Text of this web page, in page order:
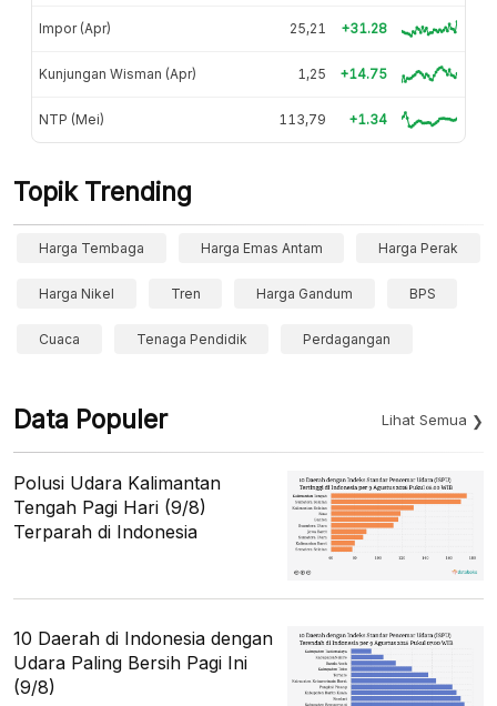
Impor (Apr) 25,21 +31.28
Kunjungan Wisman (Apr) 1,25 +14.75
NTP (Mei) 113,79 +1.34
Topik Trending
Harga Tembaga Harga Emas Antam Harga Perak
Harga Nikel Tren Harga Gandum BPS
Cuaca Tenaga Pendidik Perdagangan
Data Populer Lihat Semua
Polusi Udara Kalimantan
Tengah Pagi Hari (9/8)
Terparah di Indonesia
10 Daerah di Indonesia dengan
Udara Paling Bersih Pagi Ini
(9/8)